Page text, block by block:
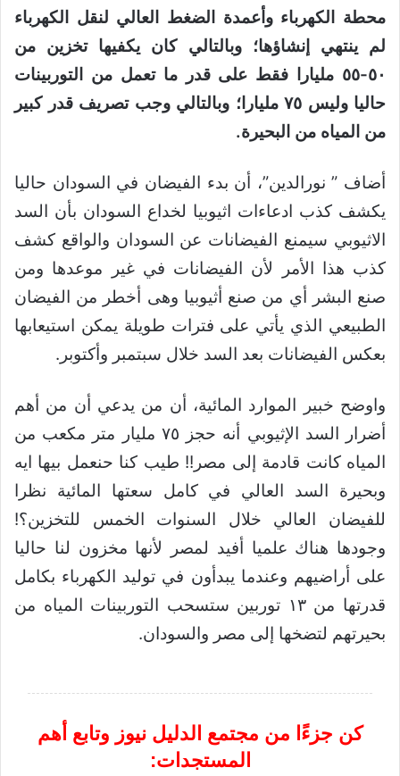
محطة الكهرباء وأعمدة الضغط العالي لنقل الكهرباء
لم ينتهي إنشاؤها؛ وبالتالي كان يكفيها تخزين من
٥٠-٥٥ مليارا فقط على قدر ما تعمل من التوربينات
حاليا وليس ٧٥ مليارا؛ وبالتالي وجب تصريف قدر كبير
من المياه من البحيرة.
أضاف ” نورالدين”، أن بدء الفيضان في السودان حاليا
يكشف كذب ادعاءات اثيوبيا لخداع السودان بأن السد
الاثيوبي سيمنع الفيضانات عن السودان والواقع كشف
كذب هذا الأمر لأن الفيضانات في غير موعدها ومن
صنع البشر أي من صنع أثيوبيا وهى أخطر من الفيضان
الطبيعي الذي يأتي على فترات طويلة يمكن استيعابها
بعكس الفيضانات بعد السد خلال سبتمبر وأكتوبر.
واوضح خبير الموارد المائية، أن من يدعي أن من أهم
أضرار السد الإثيوبي أنه حجز ٧٥ مليار متر مكعب من
المياه كانت قادمة إلى مصر!! طيب كنا حنعمل بيها ايه
وبحيرة السد العالي في كامل سعتها المائية نظرا
للفيضان العالي خلال السنوات الخمس للتخزين؟!
وجودها هناك علميا أفيد لمصر لأنها مخزون لنا حاليا
على أراضيهم وعندما يبدأون في توليد الكهرباء بكامل
قدرتها من ١٣ توربين ستسحب التوربينات المياه من
بحيرتهم لتضخها إلى مصر والسودان.
كن جزءًا من مجتمع الدليل نيوز وتابع أهم
المستجدات: